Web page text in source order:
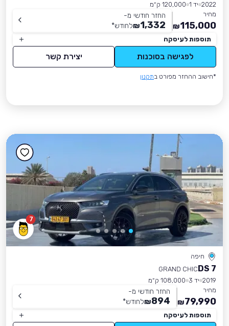
2022 יד 1
120,000 ק״מ
מחיר
115,000
₪
החזר חודשי מ-
1,332
₪לחודש*
תוספות לעיסקה
לפגישה בסוכנות יצירת קשר
*חישוב ההחזר מפורט בתקנון
7
חיפה
DS 7
GRAND CHIC
2019 יד 3
108,000 ק״מ
מחיר
79,990
₪
החזר חודשי מ-
894
₪לחודש*
תוספות לעיסקה